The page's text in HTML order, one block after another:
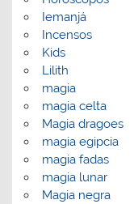
Iemanjá
Incensos
Kids
Lilith
magia
magia celta
Magia dragoes
magia egipcia
magia fadas
magia lunar
Magia negra